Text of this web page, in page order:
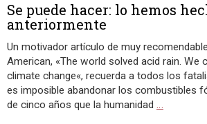
Se puede hacer: lo hemos
anteriormente
Un motivador artículo de muy
American, «The world solved acid rain. We
climate change«, recuerda a todos los
es imposible abandonar los combustibles
de cinco años que la humanidad …